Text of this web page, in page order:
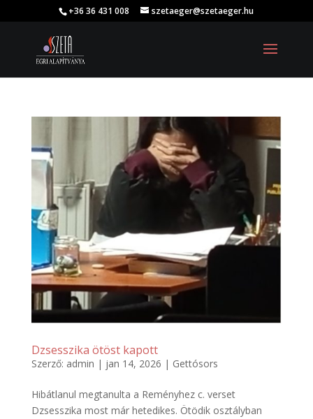
+36 36 431 008 szetaeger@szetaeger.hu
Dzsesszika ötöst kapott
Szerző: admin | jan 14, 2026 | Gettósors
Hibátlanul megtanulta a Reményhez c. verset
Dzsesszika most már hetedikes. Ötödik osztályban